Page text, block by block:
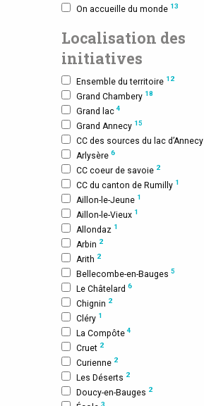
On accueille du monde 13
Localisation des
initiatives
Ensemble du territoire 12
Grand Chambery 18
Grand lac4
Grand Annecy 15
CC des sources du lac d’Annecy
Arlysère 6
CC coeur de savoie 2
CC du canton de Rumilly 1
Aillon-le-Jeune 1
Aillon-le-Vieux 1
Allondaz 1
Arbin 2
Arith 2
Bellecombe-en-Bauges 5
Le Châtelard 6
Chignin 2
Cléry 1
La Compôte4
Cruet 2
Curienne 2
Les Déserts 2
Doucy-en-Bauges 2
3